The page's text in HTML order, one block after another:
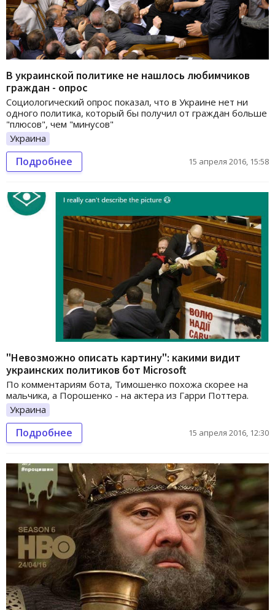
В украинской политике не нашлось любимчиков
граждан - опрос
Социологический опрос показал, что в Украине нет ни
одного политика, который бы получил от граждан больше
"плюсов", чем "минусов"
Украина
Подробнее 15 апреля 2016, 15:58
"Невозможно описать картину": какими видит
украинских политиков бот Microsoft
По комментариям бота, Тимошенко похожа скорее на
мальчика, а Порошенко - на актера из Гарри Поттера.
Украина
Подробнее 15 апреля 2016, 12:30